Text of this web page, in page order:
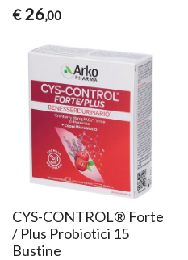
€ 26,00
CYS-CONTROL® Forte
/ Plus Probiotici 15
Bustine